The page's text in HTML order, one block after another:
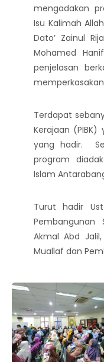
mengadakan
Isu Kalimah
Dato’ Zainul
Mohamed
penjelasan
Terdapat
Kerajaan
yang hadir.
program
Islam
Turut hadir
Pembangunan
Akmal Abd
Muallaf dan